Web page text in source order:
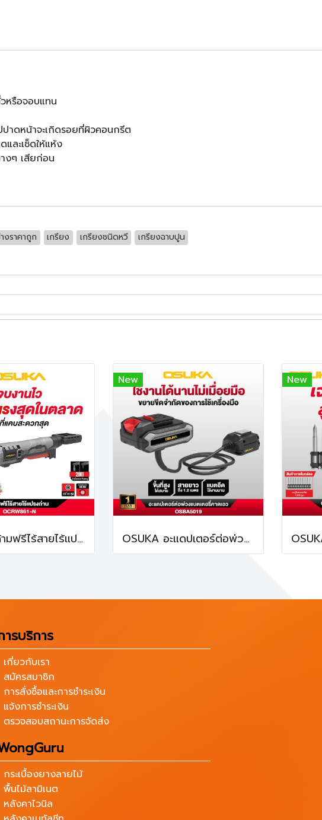
หรือจอบแทน
ปาดหน้าจะเกิดรอยที่ผิวคอนกรีต
ละเช็ดให้แห้ง
งๆ เสียก่อน
งราคาถูก เกรียง เกรียงชนิดหวี เกรียงฉาบปูน
OSUKA ด้ามฟรีไร้สายไร้แปรงถ่าน OCRW861
New
OSUKA อะแดปเตอร์ต่อพ่วงแบตเตอรี่คาดเอว ยาว 1.2 เมตร OSBA5019
New
ารบริการ
เกี่ยวกับเรา
สมัครสมาชิก
การสั่งซื้อและการชำระเงิน
แจ้งการชำระเงิน
ตรวจสอบสถานะการจัดส่ง
กระเบื้องยางลายไม้
พื้นไม้ลามิเนต
หลังคาไวนิล